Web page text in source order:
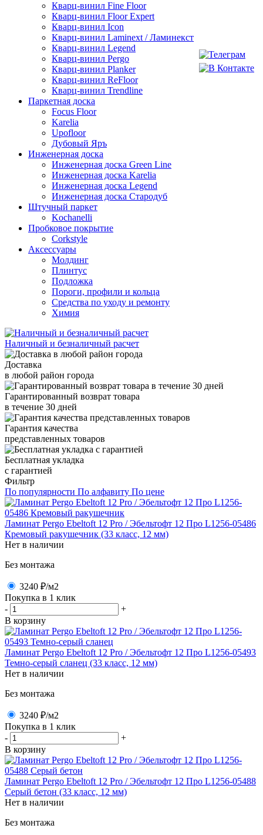
Кварц-винил Fine Floor
Кварц-винил Floor Expert
Кварц-винил Icon
Кварц-винил Laminext / Ламинекст
Кварц-винил Legend
Кварц-винил Pergo
Кварц-винил Planker
Кварц-винил ReFloor
Кварц-винил Trendline
Паркетная доска
Focus Floor
Karelia
Upofloor
Дубовый Яръ
Инженерная доска
Инженерная доска Green Line
Инженерная доска Karelia
Инженерная доска Legend
Инженерная доска Стародуб
Штучный паркет
Kochanelli
Пробковое покрытие
Corkstyle
Аксессуары
Молдинг
Плинтус
Подложка
Пороги, профили и кольца
Средства по уходу и ремонту
Химия
Наличный и безналичный расчет
Доставка
в любой район города
Гарантированный возврат товара
в течение 30 дней
Гарантия качества
представленных товаров
Бесплатная укладка
с гарантией
Фильтр
По популярности По алфавиту По цене
Ламинат Pergo Ebeltoft 12 Pro / Эбельтофт 12 Про L1256-05486
Кремовый ракушечник (33 класс, 12 мм)
Нет в наличии
Без монтажа
3240 ₽/м2
Покупка в 1 клик
-
+
В корзину
Ламинат Pergo Ebeltoft 12 Pro / Эбельтофт 12 Про L1256-05493
Темно-серый сланец (33 класс, 12 мм)
Нет в наличии
Без монтажа
3240 ₽/м2
Покупка в 1 клик
-
+
В корзину
Ламинат Pergo Ebeltoft 12 Pro / Эбельтофт 12 Про L1256-05488
Серый бетон (33 класс, 12 мм)
Нет в наличии
Без монтажа